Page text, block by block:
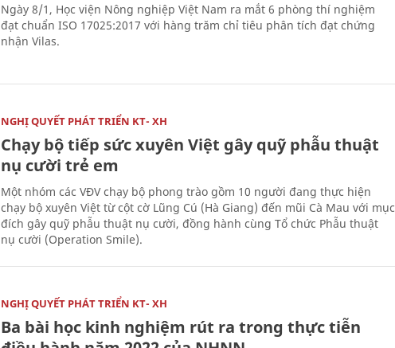
Ngày 8/1, Học viện Nông nghiệp Việt Nam ra mắt 6 phòng thí nghiệm
đạt chuẩn ISO 17025:2017 với hàng trăm chỉ tiêu phân tích đạt chứng
nhận Vilas.
NGHỊ QUYẾT PHÁT TRIỂN KT- XH
Chạy bộ tiếp sức xuyên Việt gây quỹ phẫu thuật
nụ cười trẻ em
Một nhóm các VĐV chạy bộ phong trào gồm 10 người đang thực hiện
chạy bộ xuyên Việt từ cột cờ Lũng Cú (Hà Giang) đến mũi Cà Mau với mục
đích gây quỹ phẫu thuật nụ cười, đồng hành cùng Tổ chức Phẫu thuật
nụ cười (Operation Smile).
NGHỊ QUYẾT PHÁT TRIỂN KT- XH
Ba bài học kinh nghiệm rút ra trong thực tiễn